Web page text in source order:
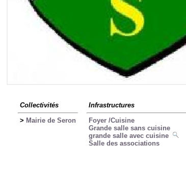
Collectivités
> Mairie de Seron
Infrastructures
Foyer /Cuisine
Grande salle sans cuisine
grande salle avec cuisine
Salle des associations